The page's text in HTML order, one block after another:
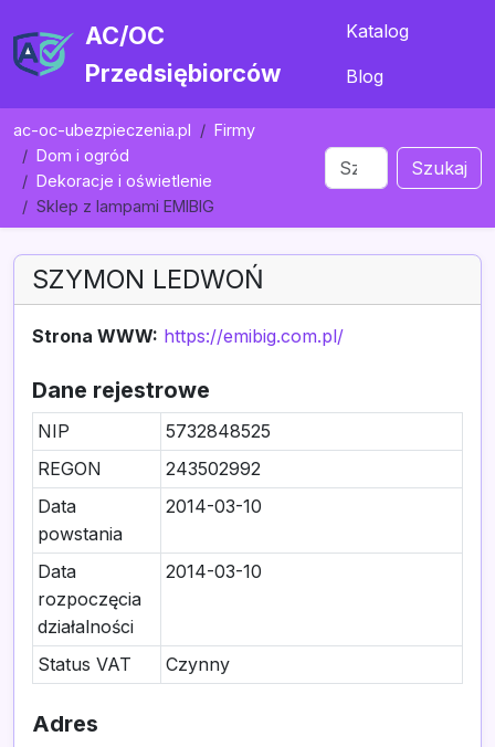
AC/OC
Przedsiębiorców
Katalog
Blog
ac-oc-ubezpieczenia.pl
Firmy
Dom i ogród
Dekoracje i oświetlenie
Sklep z lampami EMIBIG
Szukaj
SZYMON LEDWOŃ
Strona WWW: https://emibig.com.pl/
Dane rejestrowe
NIP
5732848525
REGON
243502992
Data
powstania
2014-03-10
Data
rozpoczęcia
działalności
2014-03-10
Status VAT Czynny
Adres